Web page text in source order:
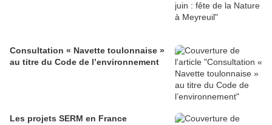
Consultation « Navette toulonnaise »
au titre du Code de l’environnement
Les projets SERM en France